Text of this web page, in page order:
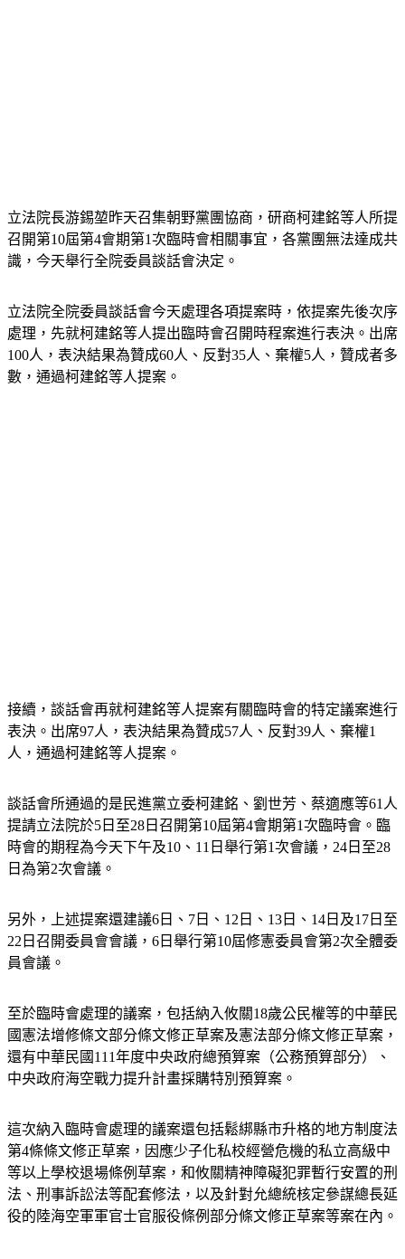
召開第10屆第4會期第1次臨時會相關事宜，各黨團無法達成共
識，今天舉行全院委員談話會決定。
處理，先就柯建銘等人提出臨時會召開時程案進行表決。出席
100人，表決結果為贊成60人、反對35人、棄權5人，贊成者多
數，通過柯建銘等人提案。
表決。出席97人，表決結果為贊成57人、反對39人、棄權1
人，通過柯建銘等人提案。
提請立法院於5日至28日召開第10屆第4會期第1次臨時會。臨
時會的期程為今天下午及10、11日舉行第1次會議，24日至28
日為第2次會議。
22日召開委員會會議，6日舉行第10屆修憲委員會第2次全體委
員會議。
國憲法增修條文部分條文修正草案及憲法部分條文修正草案，
還有中華民國111年度中央政府總預算案（公務預算部分）、
中央政府海空戰力提升計畫採購特別預算案。
第4條條文修正草案，因應少子化私校經營危機的私立高級中
等以上學校退場條例草案，和攸關精神障礙犯罪暫行安置的刑
法、刑事訴訟法等配套修法，以及針對允總統核定參謀總長延
役的陸海空軍軍官士官服役條例部分條文修正草案等案在內。